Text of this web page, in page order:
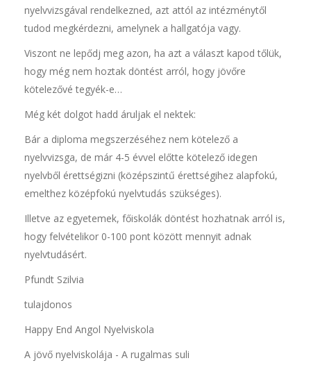
nyelvvizsgával rendelkezned, azt attól az intézménytől
tudod megkérdezni, amelynek a hallgatója vagy.
Viszont ne lepődj meg azon, ha azt a választ kapod tőlük,
hogy még nem hoztak döntést arról, hogy jövőre
kötelezővé tegyék-e…
Még két dolgot hadd áruljak el nektek:
Bár a diploma megszerzéséhez nem kötelező a
nyelvvizsga, de már 4-5 évvel előtte kötelező idegen
nyelvből érettségizni (középszintű érettségihez alapfokú,
emelthez középfokú nyelvtudás szükséges).
Illetve az egyetemek, főiskolák döntést hozhatnak arról is,
hogy felvételikor 0-100 pont között mennyit adnak
nyelvtudásért.
Pfundt Szilvia
tulajdonos
Happy End Angol Nyelviskola
A jövő nyelviskolája - A rugalmas suli